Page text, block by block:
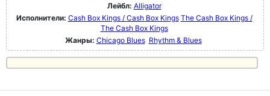
Лейбл: Alligator
Исполнители: Cash Box Kings / Cash Box Kings The Cash Box Kings /
The Cash Box Kings
Жанры: Chicago Blues Rhythm & Blues